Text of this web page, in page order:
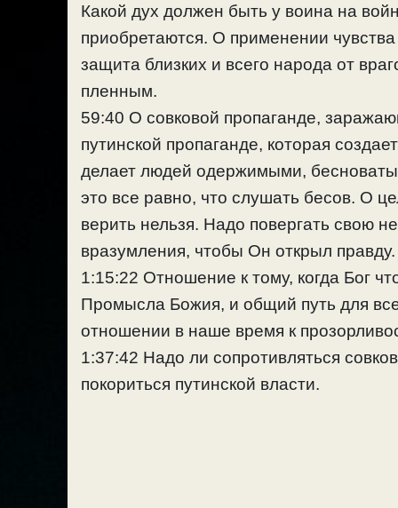
Какой дух должен быть у воина на
приобретаются. О применении
защита близких и всего народа от
пленным.
59:40 О совковой пропаганде,
путинской пропаганде, которая
делает людей одержимыми,
это все равно, что слушать бесов. О
верить нельзя. Надо повергать свою
вразумления, чтобы Он открыл правду.
1:15:22 Отношение к тому, когда Бог
Промысла Божия, и общий путь для
отношении в наше время к
1:37:42 Надо ли сопротивляться
покориться путинской власти.